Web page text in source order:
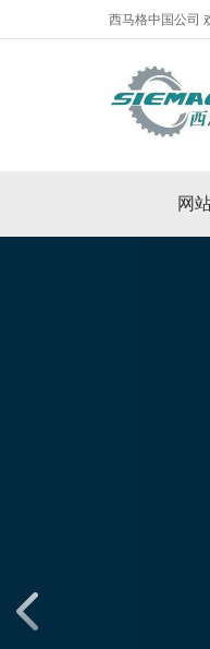
西马格中国公司
网